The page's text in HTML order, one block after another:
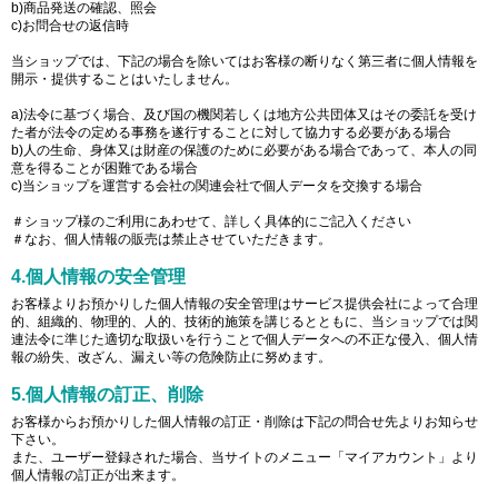
b)商品発送の確認、照会
c)お問合せの返信時
当ショップでは、下記の場合を除いてはお客様の断りなく第三者に個人情報を
開示・提供することはいたしません。
a)法令に基づく場合、及び国の機関若しくは地方公共団体又はその委託を受け
た者が法令の定める事務を遂行することに対して協力する必要がある場合
b)人の生命、身体又は財産の保護のために必要がある場合であって、本人の同
意を得ることが困難である場合
c)当ショップを運営する会社の関連会社で個人データを交換する場合
＃ショップ様のご利用にあわせて、詳しく具体的にご記入ください
＃なお、個人情報の販売は禁止させていただきます。
4.個人情報の安全管理
お客様よりお預かりした個人情報の安全管理はサービス提供会社によって合理
的、組織的、物理的、人的、技術的施策を講じるとともに、当ショップでは関
連法令に準じた適切な取扱いを行うことで個人データへの不正な侵入、個人情
報の紛失、改ざん、漏えい等の危険防止に努めます。
5.個人情報の訂正、削除
お客様からお預かりした個人情報の訂正・削除は下記の問合せ先よりお知らせ
下さい。
また、ユーザー登録された場合、当サイトのメニュー「マイアカウント」より
個人情報の訂正が出来ます。